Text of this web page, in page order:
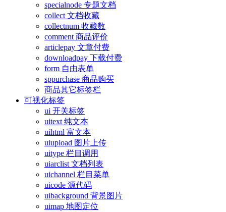
specialnode 专题文档
collect 文档收藏
collectnum 收藏数
comment 商品评价
articlepay 文章付费
downloadpay 下载付费
form 自由表单
sppurchase 商品购买
商品其它标签栏
可视化标签
ui 开关标签
uitext 纯文本
uihtml 富文本
uiupload 图片上传
uitype 栏目调用
uiarclist 文档列表
uichannel 栏目菜单
uicode 源代码
uibackground 背景图片
uimap 地图定位